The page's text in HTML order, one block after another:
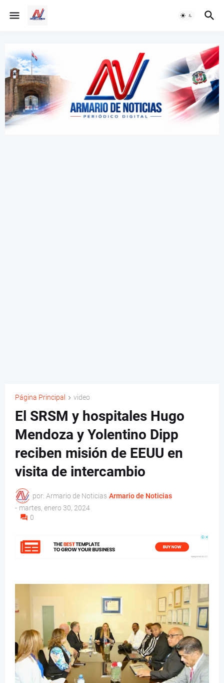
Página Principal video
El SRSM y hospitales Hugo
Mendoza y Yolentino Dipp
reciben misión de EEUU en
visita de intercambio
por: Armario de Noticias Armario de Noticias
- martes, enero 30, 2024
0